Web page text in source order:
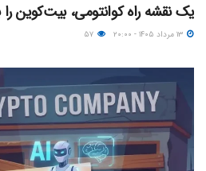
یک نقشه راه کوانتومی، بیت‌کوین را